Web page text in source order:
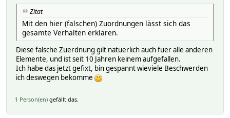
.SVGplot.l6fill_stripe { stroke:olive;
.SVGplot.l7fill_stripe { stroke:gray;
.SVGplot.l8fill_stripe { stroke:yellow;
Zitat
Mit den hier (falschen) Zuordnungen lässt sich das
gesamte Verhalten erklären.
Diese falsche Zuerdnung gilt natuerlich auch fuer alle anderen
Elemente, und ist seit 10 Jahren keinem aufgefallen.
Ich habe das jetzt gefixt, bin gespannt wieviele Beschwerden
ich deswegen bekomme
1 Person(en) gefällt das.